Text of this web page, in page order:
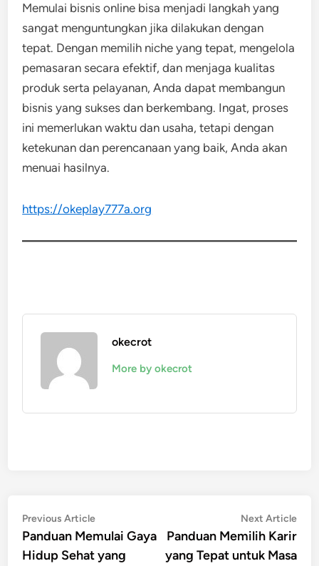
Memulai bisnis online bisa menjadi langkah yang
sangat menguntungkan jika dilakukan dengan
tepat. Dengan memilih niche yang tepat, mengelola
pemasaran secara efektif, dan menjaga kualitas
produk serta pelayanan, Anda dapat membangun
bisnis yang sukses dan berkembang. Ingat, proses
ini memerlukan waktu dan usaha, tetapi dengan
ketekunan dan perencanaan yang baik, Anda akan
menuai hasilnya.
https://okeplay777a.org
okecrot
More by okecrot
Post
navigation
Previous ArticlePrevious
article:
Panduan Memulai Gaya
Hidup Sehat yang
Next Article
Panduan Memilih Karir
yang Tepat untuk Masa